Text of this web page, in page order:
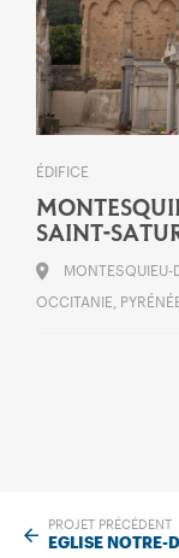
ÉDIFICE
SAINT-
MONTESQUIEU-
OCCITANIE,
PROJET PRÉCÉDENT
EGLISE NOTRE-